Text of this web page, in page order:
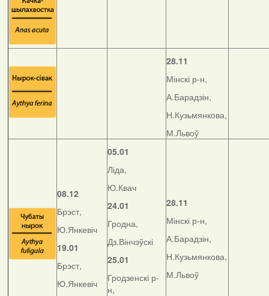
28.11
Мінскі р-н,
А.Барадзін,
Н.Кузьмянкова,
М.Львоў
08.12
Брэст,
Ю.Янкевіч
19.01
Брэст,
Ю.Янкевіч
05.01
Ліда,
Ю.Квач
24.01
Гродна,
Дз.Вінчэўскі
25.01
Гродзенскі р-
н,
28.11
Мінскі р-н,
А.Барадзін,
Н.Кузьмянкова,
М.Львоў